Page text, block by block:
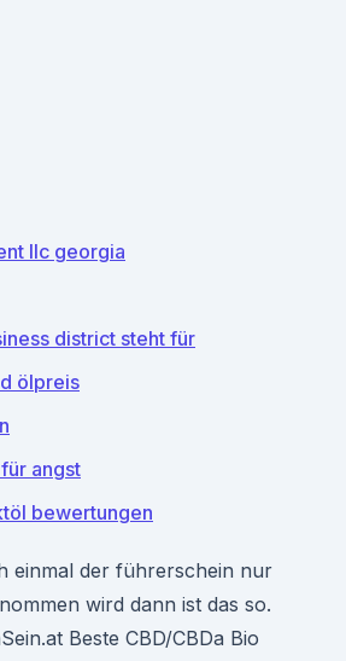
llc georgia
district steht für
ölpreis
angst
bewertungen
einmal der führerschein nur
wird dann ist das so.
Beste CBD/CBDa Bio